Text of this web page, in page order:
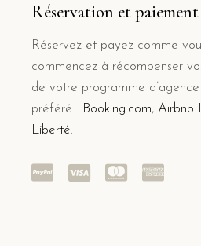
Réservation et paiement
Réservez et payez comme
commencez à récompenser
de votre programme
préféré : Booking.com, Airbnb
Liberté.